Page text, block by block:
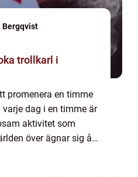
Bergqvist
trollkarl i
promenera en timme
dag i en timme är
aktivitet som
över ägnar sig åt.